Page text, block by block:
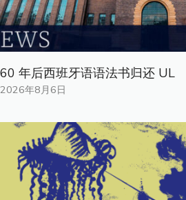
60 年后西班牙语语法书归还 UL
2026年8月6日